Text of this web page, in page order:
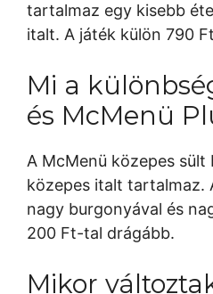
tartalmaz egy kisebb
italt. A játék külön 790
Mi a
és McMenü
A McMenü közepes sült
közepes italt tartalmaz.
nagy burgonyával és
200 Ft-tal drágább.
Mikor